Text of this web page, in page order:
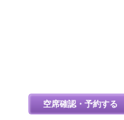
空席確認・予約する